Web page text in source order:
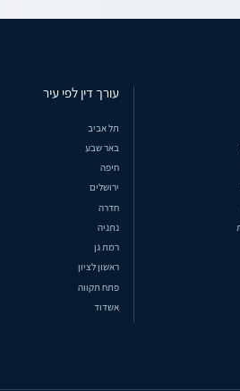
עורך דין לפי עיר
תל אביב
באר שבע
חיפה
ירושלים
חדרה
נתניה
רמת גן
ראשון לציון
פתח תקווה
אשדוד